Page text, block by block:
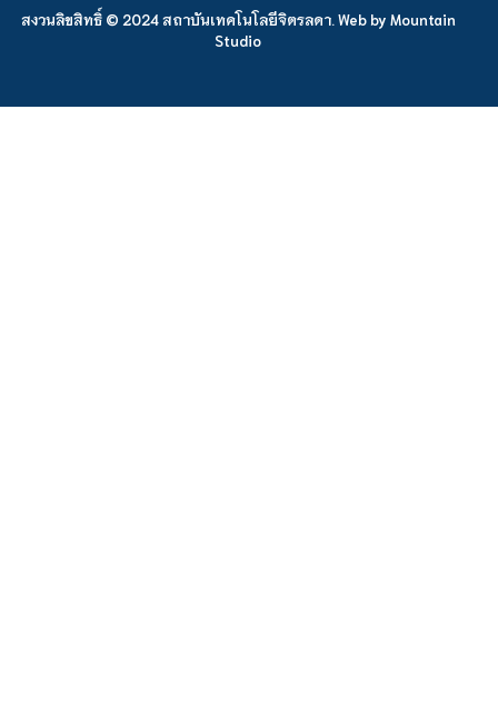
สงวนลิขสิทธิ์ © 2024 สถาบันเทคโนโลยีจิตรลดา. Web by Mountain
Studio